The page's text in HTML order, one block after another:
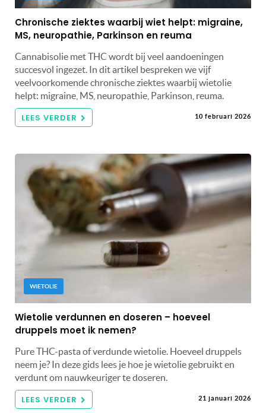
Chronische ziektes waarbij wiet helpt: migraine,
MS, neuropathie, Parkinson en reuma
Cannabisolie met THC wordt bij veel aandoeningen
succesvol ingezet. In dit artikel bespreken we vijf
veelvoorkomende chronische ziektes waarbij wietolie
helpt: migraine, MS, neuropathie, Parkinson, reuma.
LEES VERDER 10 februari 2026
WIETOLIE
Wietolie verdunnen en doseren – hoeveel
druppels moet ik nemen?
Pure THC-pasta of verdunde wietolie. Hoeveel druppels
neem je? In deze gids lees je hoe je wietolie gebruikt en
verdunt om nauwkeuriger te doseren.
LEES VERDER 21 januari 2026